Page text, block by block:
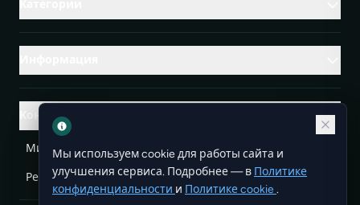
Контакты
Михаленко Руслан Леонидович, УНП ЕА3732804
Республика Беларусь info@doit.by
Мы используем cookie для работы сайта и
улучшения сервиса. Подробнее — в Политике
конфиденциальности и Политике cookie.